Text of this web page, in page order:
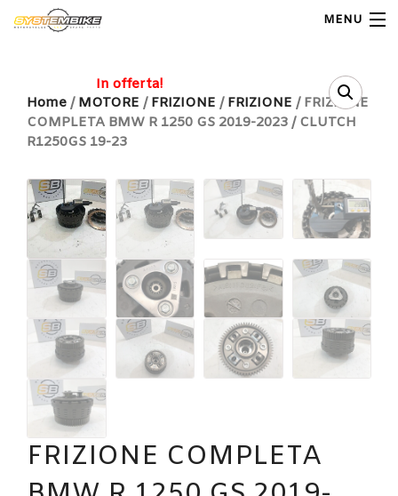
MENU
Home
Shop Ricambi
Note Generali
Carrello
Contatti
Home / MOTORE / FRIZIONE / FRIZIONE / FRIZIONE
COMPLETA BMW R 1250 GS 2019-2023 / CLUTCH
R1250GS 19-23
In offerta!
FRIZIONE COMPLETA